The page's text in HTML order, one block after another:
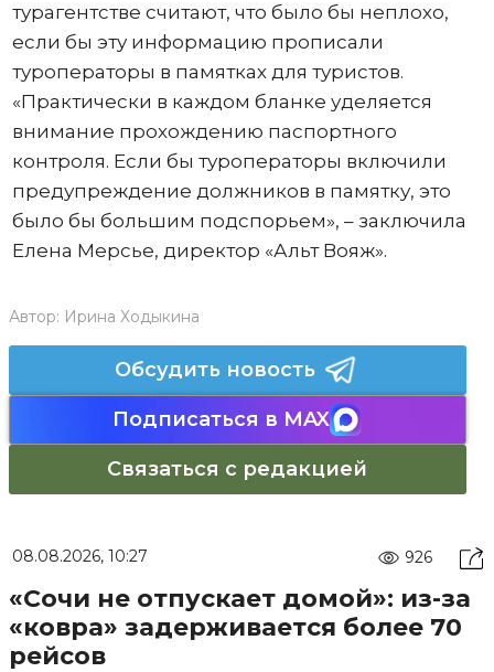
турагентстве считают, что было бы неплохо,
если бы эту информацию прописали
туроператоры в памятках для туристов.
«Практически в каждом бланке уделяется
внимание прохождению паспортного
контроля. Если бы туроператоры включили
предупреждение должников в памятку, это
было бы большим подспорьем», – заключила
Елена Мерсье, директор «Альт Вояж».
Автор: Ирина Ходыкина
Обсудить новость
Подписаться в MAX
Связаться с редакцией
08.08.2026, 10:27 926
«Сочи не отпускает домой»: из-за
«ковра» задерживается более 70
рейсов